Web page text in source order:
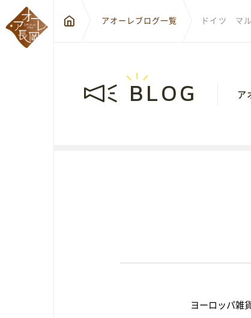
アオーレブログ一覧 ドイツ マ
BLOG ア
ヨーロッパ雑